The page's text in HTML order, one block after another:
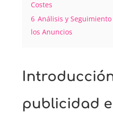
Costes
6 Análisis y
los Anuncios
publicidad